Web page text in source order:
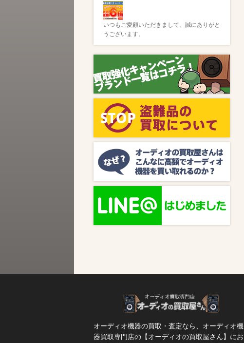
いつもご愛顧いただきまして、誠にありがと
うございます。
2025/08/01新着情報
【8月キャンペーン】ご紹介
いつもご愛顧いただきまして、誠にありがと
うございます。
2024/10/04新着情報
【ラジオ番組放送のお知らせ】
この度、全国コミュニティFM番組配信サー
ビス『MUSIC BIRD』様より、ラジオ番組
『オーディオの買取屋さん presents ジャズ
SPタイム』が放送されます。 かつての人気
番組が ...
オーディオ機器の買取・査定なら、オーディオ機
器買取専門店の【オーディオの買取屋さん】にお